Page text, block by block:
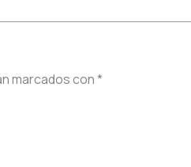
marcados con*